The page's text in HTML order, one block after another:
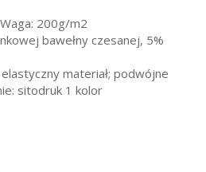
200g/m2
bawełny czesanej, 5%
materiał; podwójne
sitodruk 1 kolor